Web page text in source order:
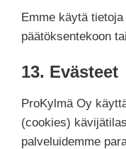
Emme käytä
päätöksentekoon
13. Evästeet
ProKylmä Oy
(cookies)
palveluidemme